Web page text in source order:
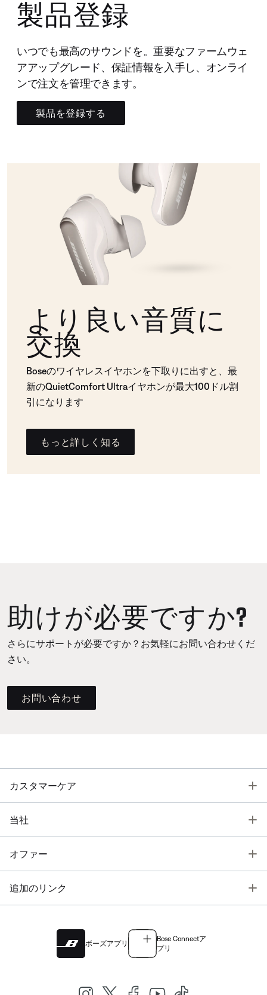
製品登録
いつでも最高のサウンドを。重要なファームウェ
アアップグレード、保証情報を入手し、オンライ
ンで注文を管理できます。
製品を登録する
より良い音質に
交換
Boseのワイヤレスイヤホンを下取りに出すと、最
新のQuietComfort Ultraイヤホンが最大100ドル割
引になります
もっと詳しく知る
助けが必要ですか?
さらにサポートが必要ですか？お気軽にお問い合わせくだ
さい。
お問い合わせ
カスタマーケア
当社
オファー
追加のリンク
ボーズアプリ
Bose Connectア
プリ